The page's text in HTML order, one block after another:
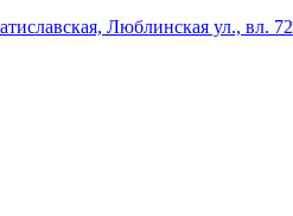
Люблинская ул., вл. 72